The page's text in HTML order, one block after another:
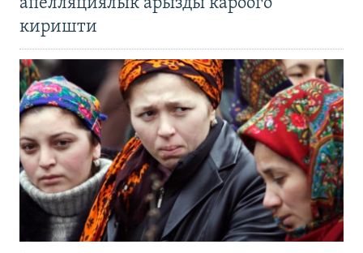
апелляциялык арызды кароого
киришти